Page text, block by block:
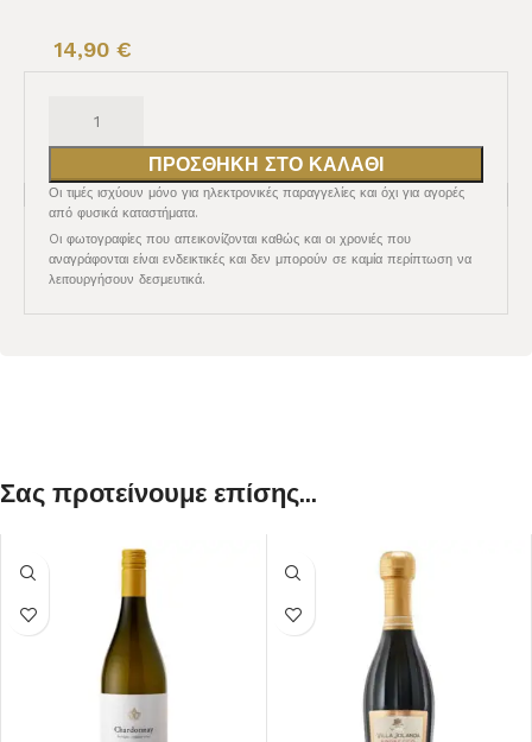
14,90 €
ΠΡΟΣΘΉΚΗ ΣΤΟ ΚΑΛΆΘΙ
Οι τιμές ισχύουν μόνο για ηλεκτρονικές παραγγελίες και όχι για αγορές
από φυσικά καταστήματα.
Oι φωτογραφίες που απεικονίζονται καθώς και οι χρονιές που
αναγράφονται είναι ενδεικτικές και δεν μπορούν σε καμία περίπτωση να
λειτουργήσουν δεσμευτικά.
Σας προτείνουμε επίσης...